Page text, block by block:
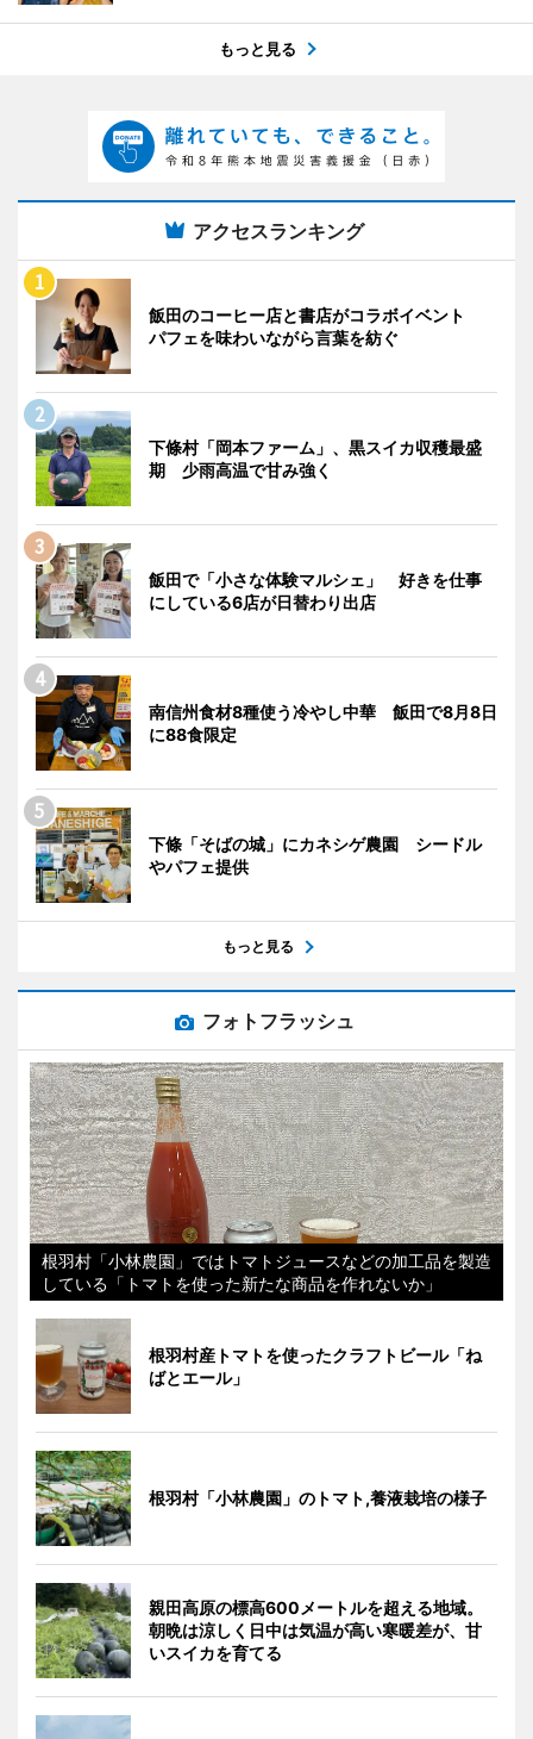
もっと見る
アクセスランキング
飯田のコーヒー店と書店がコラボイベント
パフェを味わいながら言葉を紡ぐ
下條村「岡本ファーム」、黒スイカ収穫最盛
期 少雨高温で甘み強く
飯田で「小さな体験マルシェ」 好きを仕事
にしている6店が日替わり出店
南信州食材8種使う冷やし中華 飯田で8月8日
に88食限定
下條「そばの城」にカネシゲ農園 シードル
やパフェ提供
もっと見る
フォトフラッシュ
根羽村「小林農園」ではトマトジュースなどの加工品を製造
している「トマトを使った新たな商品を作れないか」
根羽村産トマトを使ったクラフトビール「ね
ばとエール」
根羽村「小林農園」のトマト,養液栽培の様子
親田高原の標高600メートルを超える地域。
朝晩は涼しく日中は気温が高い寒暖差が、甘
いスイカを育てる